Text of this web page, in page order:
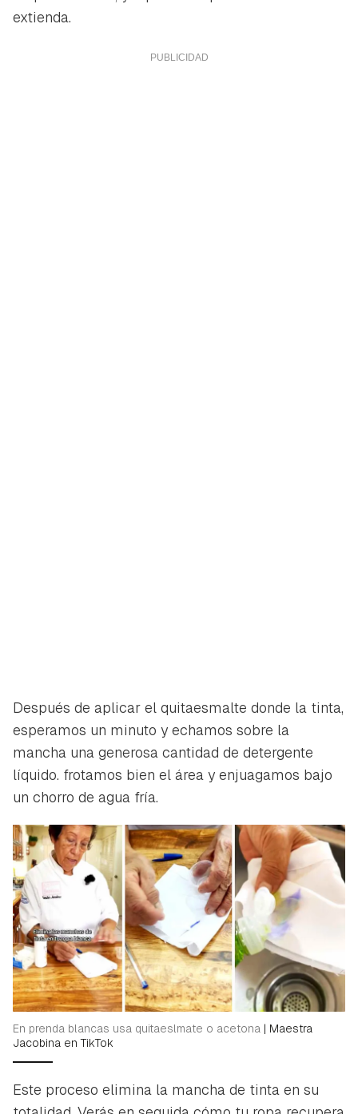
Guardar como favorito
iniciar sesión con tu cuenta de Hogarmanía.
extienda.
Después de aplicar el quitaesmalte donde la tinta,
esperamos un minuto y echamos sobre la
mancha una generosa cantidad de detergente
líquido. frotamos bien el área y enjuagamos bajo
un chorro de agua fría.
En prenda blancas usa quitaeslmate o acetona | Maestra
Jacobina en TikTok
Este proceso elimina la mancha de tinta en su
Gracias por suscribirte a nuestro boletín.